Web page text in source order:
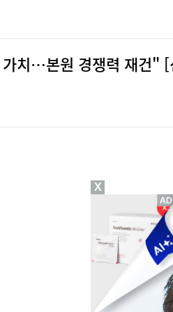
치…본원 경쟁력 재건"
X